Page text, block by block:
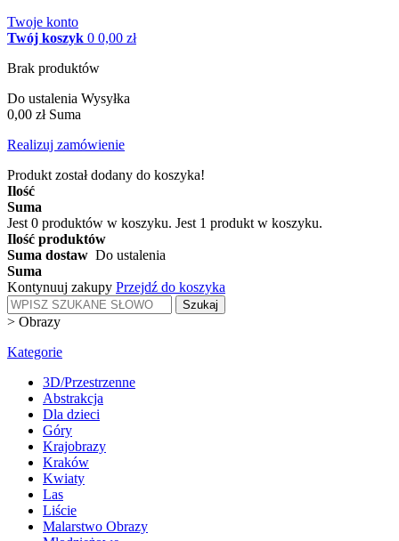
Twoje konto
Twój koszyk 0 0,00 zł
Brak produktów
Do ustalenia Wysyłka
0,00 zł Suma
Realizuj zamówienie
Produkt został dodany do koszyka!
Ilość
Suma
Jest 0 produktów w koszyku. Jest 1 produkt w koszyku.
Ilość produktów
Suma dostaw Do ustalenia
Suma
Kontynuuj zakupy Przejdź do koszyka
Szukaj
> Obrazy
Kategorie
3D/Przestrzenne
Abstrakcja
Dla dzieci
Góry
Krajobrazy
Kraków
Kwiaty
Las
Liście
Malarstwo Obrazy